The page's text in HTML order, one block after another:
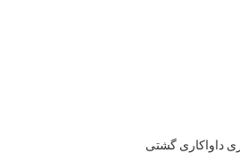
داواكارى گشتى